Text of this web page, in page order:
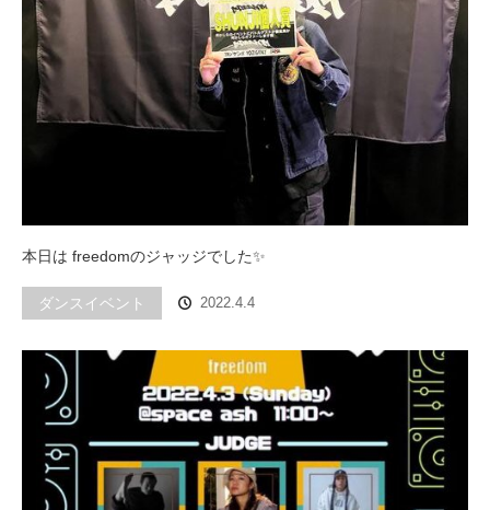
本日は freedomのジャッジでした✨
ダンスイベント 2022.4.4